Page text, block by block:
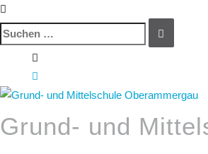
Suchen
nach:
SUCHEN
springen
Grund- und